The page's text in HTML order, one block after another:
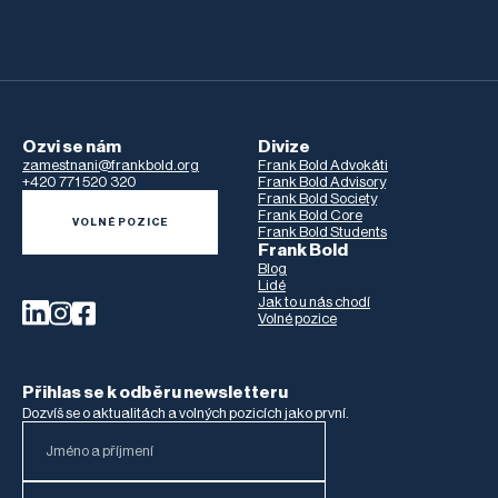
Ozvi se nám
zamestnani@frankbold.org
+420 771 520 320
VOLNÉ POZICE
Divize
Frank Bold Advokáti
Frank Bold Advisory
Frank Bold Society
Frank Bold Core
Frank Bold Students
Frank Bold
Blog
Lidé
Jak to u nás chodí
Volné pozice
Přihlas se k odběru newsletteru
Dozvíš se o aktualitách a volných pozicích jako první.